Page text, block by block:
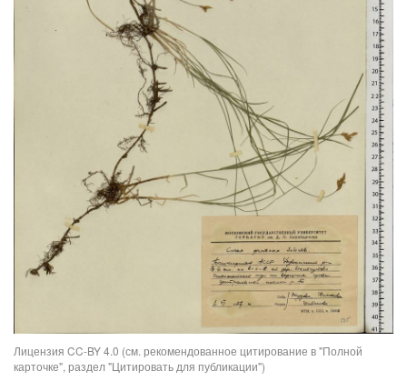
Лицензия CC-BY 4.0 (см. рекомендованное цитирование в "Полной
карточке", раздел "Цитировать для публикации")